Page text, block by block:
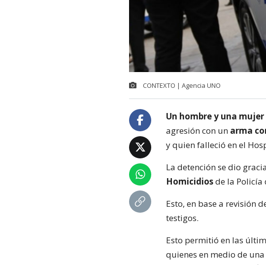
CONTEXTO | Agencia UNO
Un hombre y una mujer
agresión con un arma
y quien falleció en el
La detención se dio
Homicidiosde la Policía
Esto, en base a revisión
testigos.
Esto permitió en las
quienes en medio de